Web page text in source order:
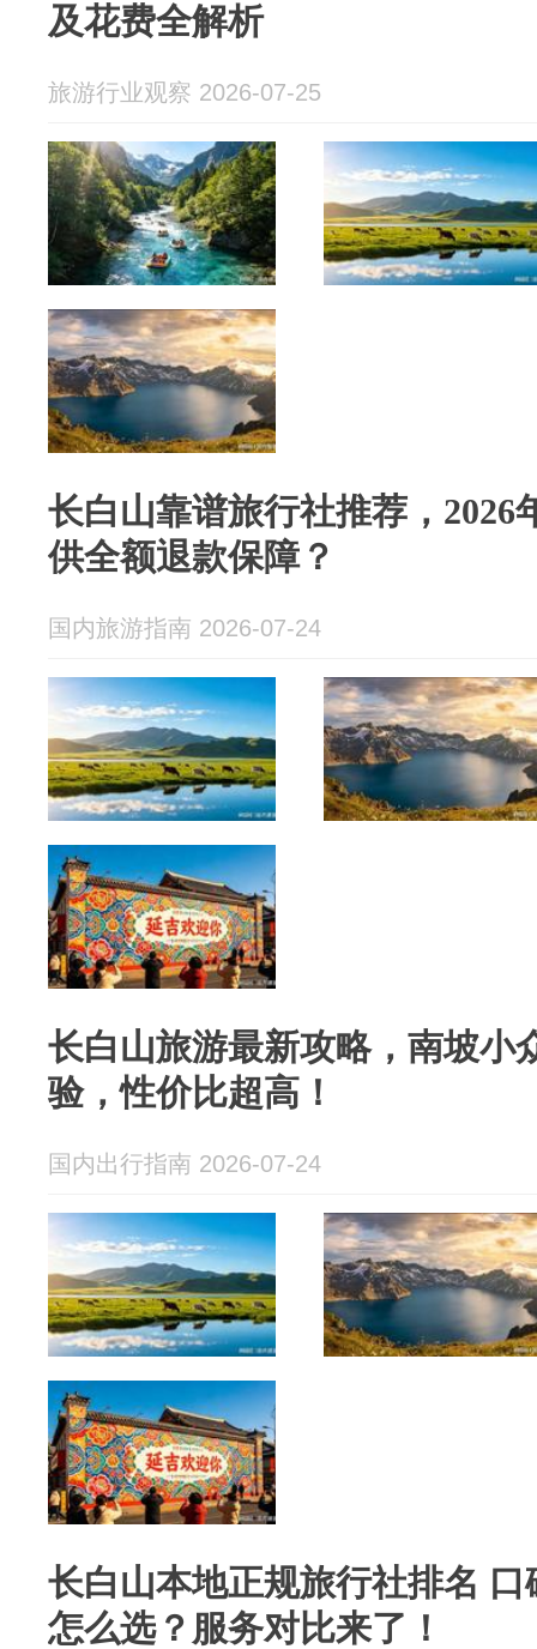
及花费全解析
旅游行业观察 2026-07-25
长白山靠谱旅行社推荐，2026
供全额退款保障？
国内旅游指南 2026-07-24
长白山旅游最新攻略，南坡小
验，性价比超高！
国内出行指南 2026-07-24
长白山本地正规旅行社排名
怎么选？服务对比来了！